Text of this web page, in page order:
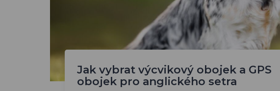
Jak vybrat výcvikový obojek a GPS
obojek pro anglického setra